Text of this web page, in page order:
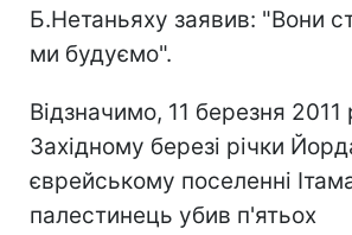
Б.Нетаньяху заявив: "Вони
ми будуємо".
Відзначимо, 11 березня 2011
Західному березі річки
єврейському поселенні
палестинець убив п'ятьох